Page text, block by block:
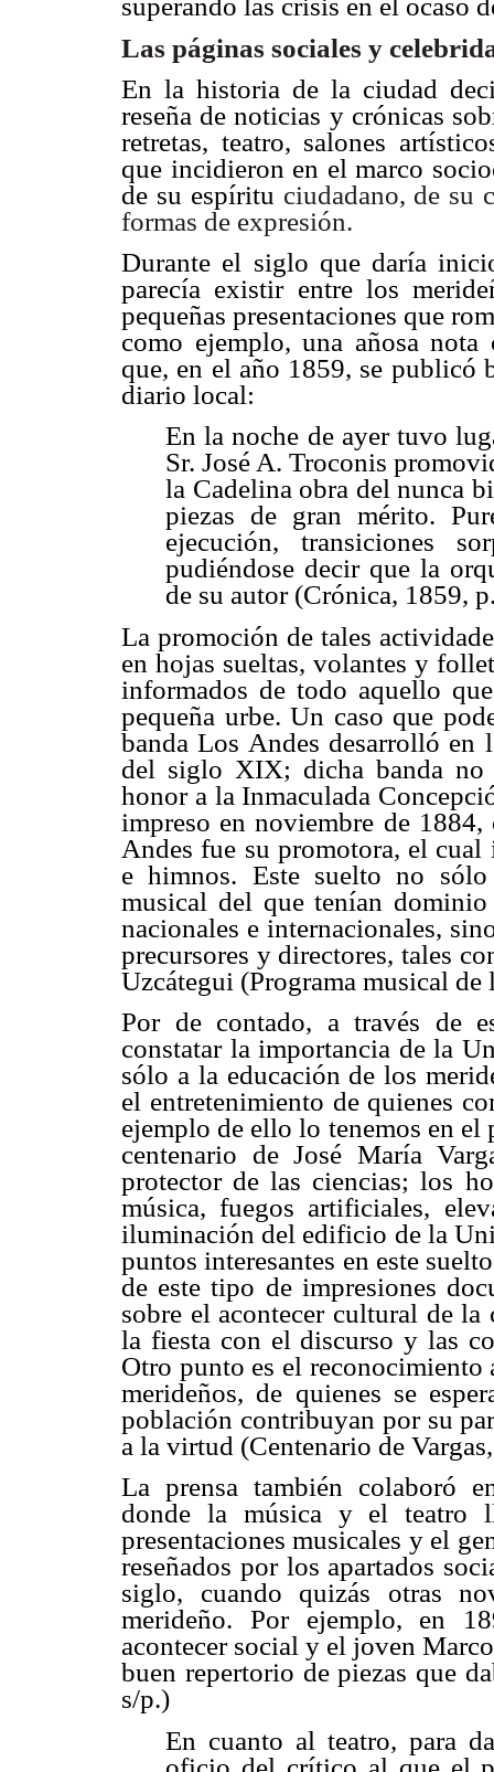
superando las crisis en el ocaso
Las páginas sociales y
En la historia de la ciudad
reseña de noticias y crónicas
retretas, teatro, salones
que incidieron en el marco
de su espíritu ciudadano, de su
formas de expresión.
Durante el siglo que daría
parecía existir entre los
pequeñas presentaciones que
como ejemplo, una añosa nota
que, en el año 1859, se publicó
diario local:
En la noche de ayer tuvo
Sr. José A. Troconis
la Cadelina obra del
piezas de gran mérito.
ejecución, transiciones
pudiéndose decir que la
de su autor (Crónica, 1859,
La promoción de tales
en hojas sueltas, volantes y
informados de todo aquello
pequeña urbe. Un caso que
banda Los Andes desarrolló en
del siglo XIX; dicha banda no
honor a la Inmaculada
impreso en noviembre de
Andes fue su promotora, el cual
e himnos. Este suelto no
musical del que tenían
nacionales e internacionales,
precursores y directores, tales
Uzcátegui (Programa musical
Por de contado, a través de
constatar la importancia de la
sólo a la educación de los
el entretenimiento de quienes
ejemplo de ello lo tenemos en
centenario de José María
protector de las ciencias; los
música, fuegos artificiales,
iluminación del edificio de la
puntos interesantes en este
de este tipo de impresiones
sobre el acontecer cultural de la
la fiesta con el discurso y las
Otro punto es el
merideños, de quienes se
población contribuyan por su
a la virtud (Centenario de
La prensa también colaboró
donde la música y el teatro
presentaciones musicales y el
reseñados por los apartados
siglo, cuando quizás otras
merideño. Por ejemplo, en
acontecer social y el joven
buen repertorio de piezas que
s/p.)
En cuanto al teatro, para